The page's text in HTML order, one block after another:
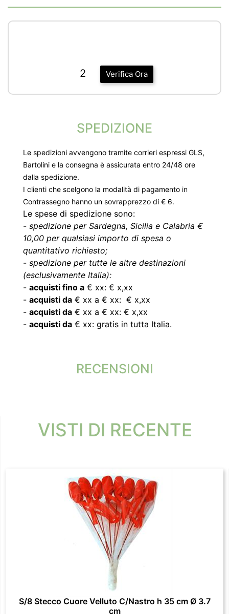
Verifica Ora
2
SPEDIZIONE
Le spedizioni avvengono tramite corrieri espressi GLS,
Bartolini e la consegna è assicurata entro 24/48 ore
dalla spedizione.
I clienti che scelgono la modalità di pagamento in
Contrassegno hanno un sovrapprezzo di € 6.
Le spese di spedizione sono:
- spedizione per Sardegna, Sicilia e Calabria €
10,00 per qualsiasi importo di spesa o
quantitativo richiesto;
- spedizione per tutte le altre destinazioni
(esclusivamente Italia):
- acquisti fino a € xx: € x,xx
- acquisti da € xx a € xx: € x,xx
- acquisti da € xx a € xx: € x,xx
- acquisti da € xx: gratis in tutta Italia.
RECENSIONI
VISTI DI RECENTE
S/8 Stecco Cuore Velluto C/Nastro h 35 cm Ø 3.7
cm